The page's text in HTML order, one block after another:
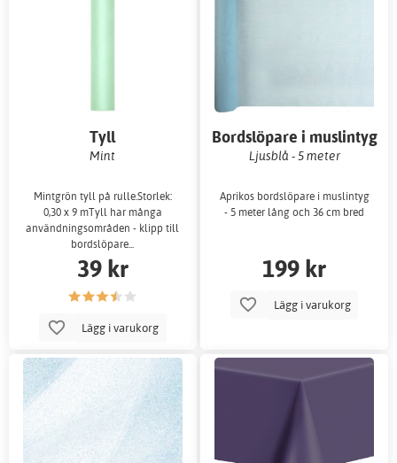
Tyll
Mint
Mintgrön tyll på rulle.Storlek:
0,30 x 9 mTyll har många
användningsområden - klipp till
bordslöpare...
39 kr
Lägg i varukorg
Bordslöpare i muslintyg
Ljusblå - 5 meter
Aprikos bordslöpare i muslintyg
- 5 meter lång och 36 cm bred
199 kr
Lägg i varukorg